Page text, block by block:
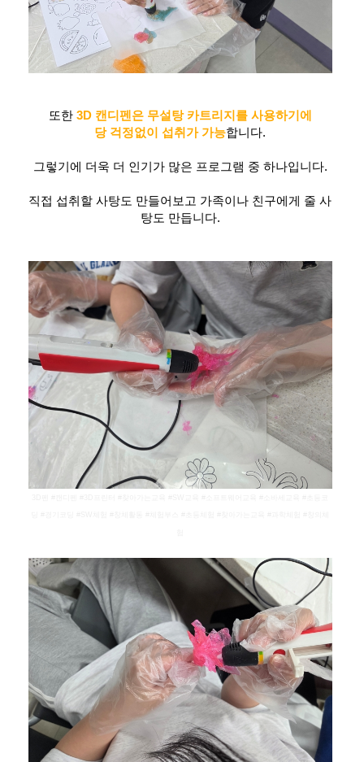
또한 3D 캔디펜은 무설탕 카트리지를 사용하기에
당 걱정없이 섭취가 가능합니다.
그렇기에 더욱 더 인기가 많은 프로그램 중 하나입니다.
직접 섭취할 사탕도 만들어보고 가족이나 친구에게 줄 사
탕도 만듭니다.